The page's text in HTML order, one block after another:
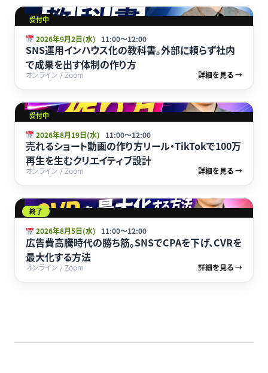
受付中
2026年9月2日(水) 11:00〜12:00
SNS運用インハウス化の教科書。外部に頼らず社内
で成果を出す体制の作り方
オンライン / Zoom 詳細を見る →
受付中
2026年8月19日(水) 11:00〜12:00
売れるショート動画の作り方リール・TikTokで100万
再生を生むクリエイティブ設計
オンライン / Zoom 詳細を見る →
終了
2026年8月5日(水) 11:00〜12:00
広告費高騰時代の勝ち筋。SNSでCPAを下げ、CVRを
最大化する方法
オンライン / Zoom 詳細を見る →